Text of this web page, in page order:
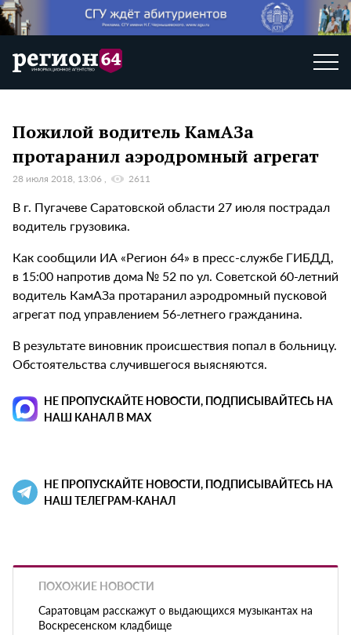
Пожилой водитель КамАЗа
протаранил аэродромный агрегат
28 июля 2018, 13:06 2611
В г. Пугачеве Саратовской области 27 июля пострадал
водитель грузовика.
Как сообщили ИА «Регион 64» в пресс-службе ГИБДД,
в 15:00 напротив дома № 52 по ул. Советской 60-летний
водитель КамАЗа протаранил аэродромный пусковой
агрегат под управлением 56-летнего гражданина.
В результате виновник происшествия попал в больницу.
Обстоятельства случившегося выясняются.
НЕ ПРОПУСКАЙТЕ НОВОСТИ, ПОДПИСЫВАЙТЕСЬ НА
НАШ КАНАЛ В MAX
НЕ ПРОПУСКАЙТЕ НОВОСТИ, ПОДПИСЫВАЙТЕСЬ НА
НАШ ТЕЛЕГРАМ-КАНАЛ
ПОХОЖИЕ НОВОСТИ
Саратовцам расскажут о выдающихся музыкантах на
Воскресенском кладбище